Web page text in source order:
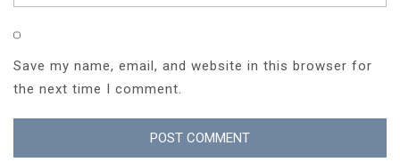
Save my name, email, and website in this browser for
the next time I comment.